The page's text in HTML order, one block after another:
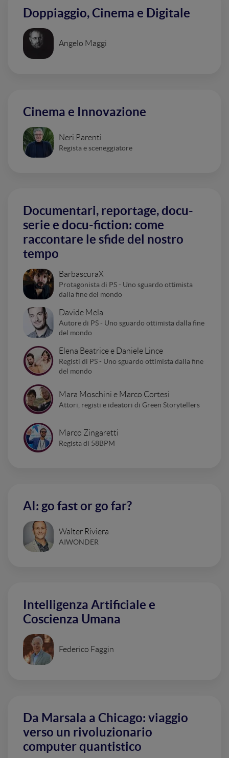
Doppiaggio, Cinema e Digitale
Angelo Maggi
Cinema e Innovazione
Neri Parenti
Regista e sceneggiatore
Documentari, reportage, docu-
serie e docu-fiction: come
raccontare le sfide del nostro
tempo
BarbascuraX
Protagonista di PS - Uno sguardo ottimista
dalla fine del mondo
Davide Mela
Autore di PS - Uno sguardo ottimista dalla fine
del mondo
Elena Beatrice e Daniele Lince
Registi di PS - Uno sguardo ottimista dalla fine
del mondo
Mara Moschini e Marco Cortesi
Attori, registi e ideatori di Green Storytellers
Marco Zingaretti
Regista di 58BPM
AI: go fast or go far?
Walter Riviera
AIWONDER
Intelligenza Artificiale e
Coscienza Umana
Federico Faggin
Da Marsala a Chicago: viaggio
verso un rivoluzionario
computer quantistico